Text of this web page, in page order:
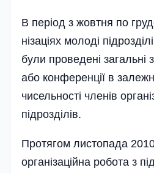
В період з жовтня по
нізаціях молоді
були проведені загальні
або конференції в
чисельності членів
підрозділів.
Протягом листопада
організаційна робота з